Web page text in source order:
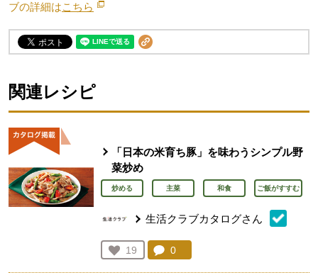
ブの詳細はこちら 別のウィンドウで開きます。
関連レシピ
「日本の米育ち豚」を味わうシンプル野
菜炒め
炒める 主菜 和食 ご飯がすすむ
生活クラブカタログさん
お気に入り登録：
19
人が登録
コメント：
0